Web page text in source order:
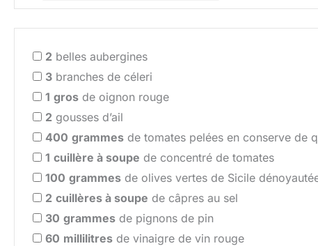
2 belles aubergines
3 branches de céleri
1 gros de oignon rouge
2 gousses d’ail
400 grammes de tomates pelées en conserve de
1 cuillère à soupe de concentré de tomates
100 grammes de olives vertes de Sicile
2 cuillères à soupe de câpres au sel
30 grammes de pignons de pin
60 millilitres de vinaigre de vin rouge